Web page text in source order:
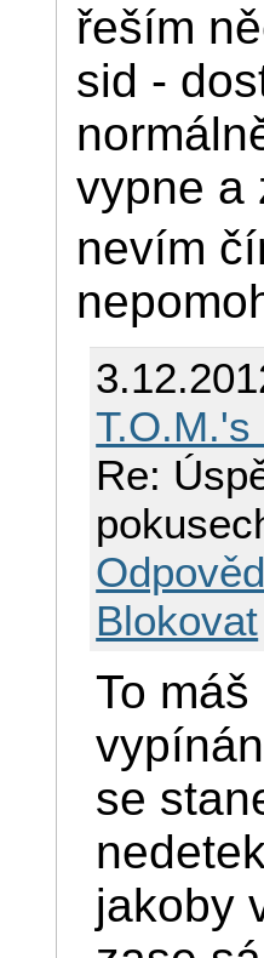
řeším
sid -
vypne a
nevím
T.O.M.'s
Re:
Blokovat
To
se
jakoby